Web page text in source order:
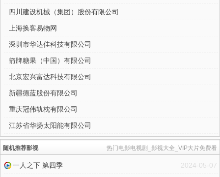
四川建设机械（集团）股份有限公司
上海换客易物网
深圳市华达佳科技有限公司
箭牌糖果（中国）有限公司
北京宏兴富达科技有限公司
新疆德蓝股份有限公司
重庆冠伟轨枕有限公司
江苏省华扬太阳能有限公司
热门电影电视剧_影视大全_VIP大片免费看
随机推荐影视
2024-05-07
一人之下 第四季